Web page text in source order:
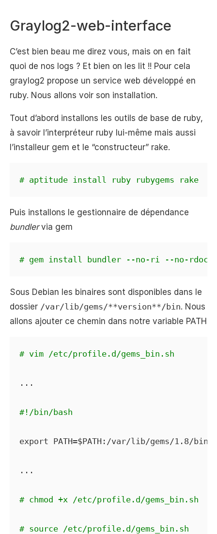
Graylog2-web-interface
C’est bien beau me direz vous, mais on en fait
quoi de nos logs ? Et bien on les lit !! Pour cela
graylog2 propose un service web développé en
ruby. Nous allons voir son installation.
Tout d’abord installons les outils de base de ruby,
à savoir l’interpréteur ruby lui-même mais aussi
l’installeur gem et le “constructeur” rake.
# aptitude install ruby rubygems rake
Puis installons le gestionnaire de dépendance
bundlervia gem
# gem install bundler --no-ri --no-rdoc
Sous Debian les binaires sont disponibles dans le
dossier /var/lib/gems/**version**/bin. Nous
allons ajouter ce chemin dans notre variable PATH
# vim /etc/profile.d/gems_bin.sh
...
#!/bin/bash
export PATH=$PATH:/var/lib/gems/1.8/bin
...
# chmod +x /etc/profile.d/gems_bin.sh
# source /etc/profile.d/gems_bin.sh